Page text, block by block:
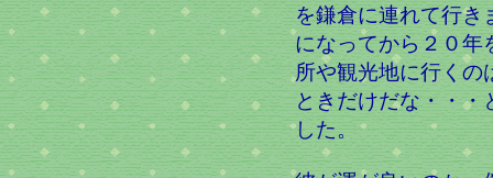
を鎌倉に連れて行き
になってから２０年
所や観光地に行くの
ときだけだな・・
した。